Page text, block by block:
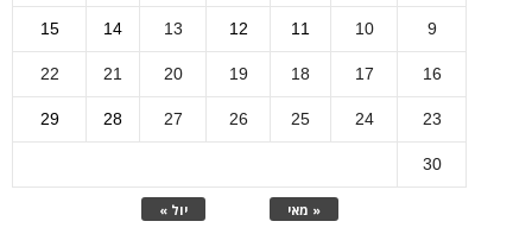
« מאי יול »
9
10
11
12
13
14
15
16
17
18
19
20
21
22
23
24
25
26
27
28
29
30